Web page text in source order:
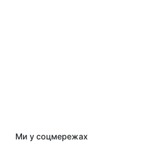
Ми у соцмережах